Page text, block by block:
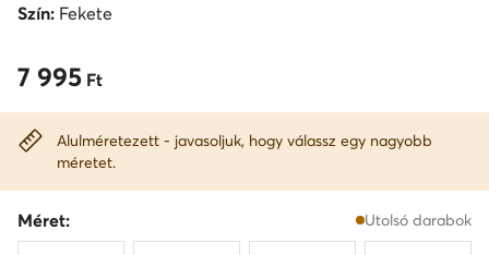
Szín: Fekete
7 995 Ft
7 995 Ft
Alulméretezett - javasoljuk, hogy válassz egy nagyobb
méretet.
Méret: Utolsó darabok